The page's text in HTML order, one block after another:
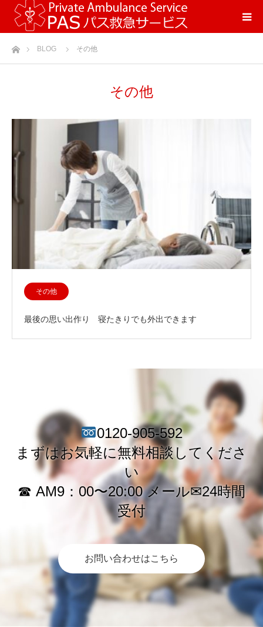
ホームBLOG その他
その他
その他
最後の思い出作り 寝たきりでも外出できます
0120-905-592
まずはお気軽に無料相談してくださ
い
☎︎ AM9：00〜20:00 メール✉︎24時間
受付
お問い合わせはこちら